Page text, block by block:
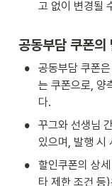
고 없이 변경될
공동부담 쿠폰의
•
공동부담 쿠폰
는 쿠폰으로, 양
다.
•
꾸그와 선생님
있으며, 발행 시
•
할인쿠폰의 상
타 제한 조건 등